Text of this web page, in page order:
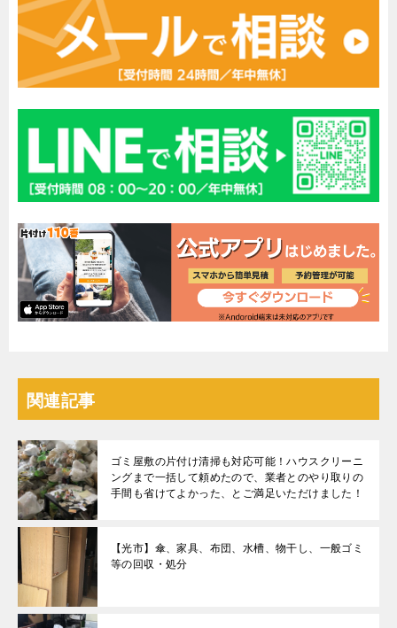
関連記事
ゴミ屋敷の片付け清掃も対応可能！ハウスクリーニ
ングまで一括して頼めたので、業者とのやり取りの
手間も省けてよかった、とご満足いただけました！
【光市】傘、家具、布団、水槽、物干し、一般ゴミ
等の回収・処分